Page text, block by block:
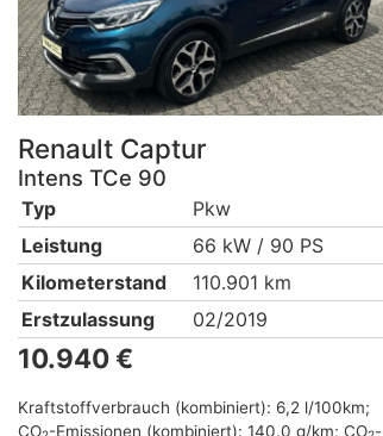
Renault Captur
Intens TCe 90
Typ
Pkw
Leistung
66 kW / 90 PS
Kilometerstand
110.901 km
Erstzulassung
02/2019
10.940 €
Kraftstoffverbrauch (kombiniert): 6,2 l/100km;
CO -Emissionen (kombiniert): 140.0 g/km; CO -